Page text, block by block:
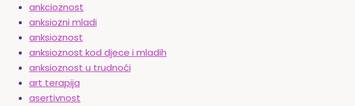
ankcioznost
anksiozni mladi
anksioznost
anksioznost kod djece i mladih
anksioznost u trudnoći
art terapija
asertivnost